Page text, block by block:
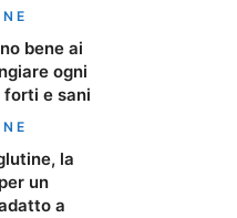
bene ai
ogni
e sani
la
un
a